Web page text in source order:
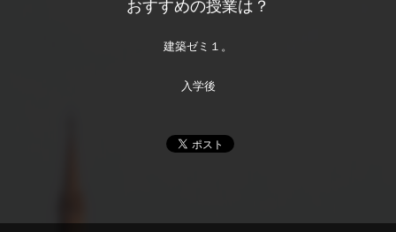
おすすめの授業は？
建築ゼミ１。
入学後